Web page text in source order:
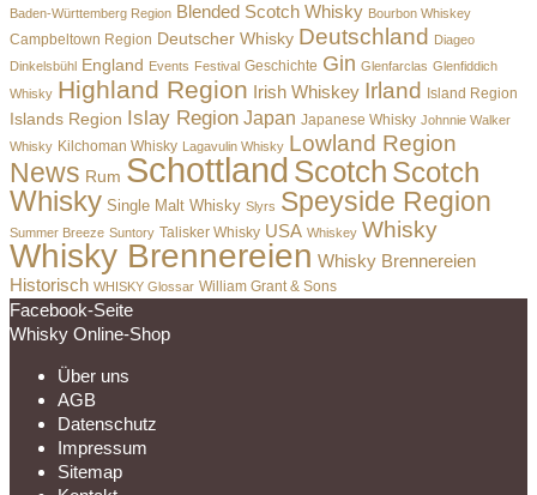
Baden-Württemberg Region Blended Scotch Whisky Bourbon Whiskey
Campbeltown Region Deutscher Whisky Deutschland Diageo
Dinkelsbühl England Events Festival Geschichte Gin Glenfarclas Glenfiddich
Whisky Highland Region Irish Whiskey Irland Island Region
Islands Region Islay Region Japan Japanese Whisky Johnnie Walker
Whisky Kilchoman Whisky Lagavulin Whisky Lowland Region
News Rum Schottland Scotch Scotch
Whisky Single Malt Whisky Slyrs Speyside Region
Summer Breeze Suntory Talisker Whisky USA Whiskey Whisky
Whisky Brennereien Whisky Brennereien
Historisch WHISKY Glossar William Grant & Sons
Facebook-Seite
Whisky Online-Shop
Über uns
AGB
Datenschutz
Impressum
Sitemap